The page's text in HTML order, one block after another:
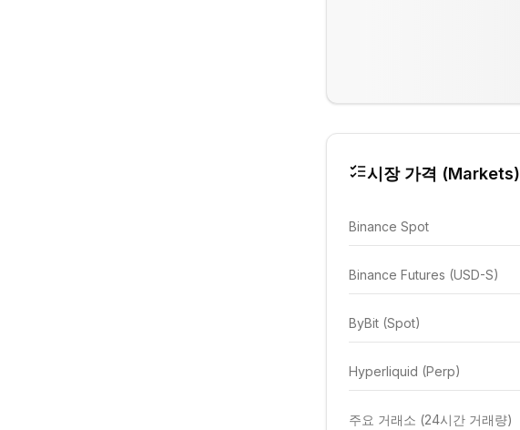
시장 가격 (Markets)
Binance Spot
Binance Futures (USD-S)
ByBit (Spot)
Hyperliquid (Perp)
주요 거래소 (24시간 거래량)